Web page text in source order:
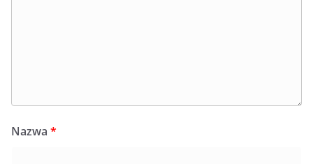
Nazwa *